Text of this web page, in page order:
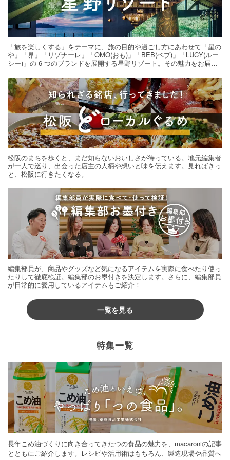
「旅を楽しくする」をテーマに、旅の目的や過ごし方にあわせて「星の
や」「界」「リゾナーレ」「OMO(おも)」「BEB(ベブ)」「LUCY(ルー
シー)」の 6 つのブランドを展開する星野リゾート。その魅力をお届け
松阪のまちを歩くと、まだ知らないおいしさが待っている。地元編集者
が一人で巡り、出会った店主の人柄や想いと味を伝えます。見ればきっ
と、松阪に行きたくなる。
編集部員が、商品やグッズなど気になるアイテムを実際に食べたり使っ
たりして徹底検証。編集部のお墨付きを決定します。さらに、編集部員
が日常的に愛用しているアイテムもご紹介！
一覧を見る
特集一覧
長年こめ油づくりに向き合ってきたつの食品の魅力を、macaroniの記事
とともにご紹介します。レシピや活用術はもちろん、製造現場や品質へ